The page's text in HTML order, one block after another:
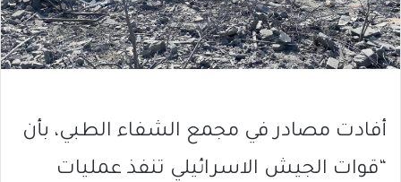
أفادت مصادر في مجمع الشفاء الطبي، بأن
“قوات الجيش الاسرائيلي تنفذ عمليات